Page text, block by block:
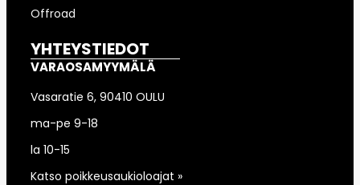
Offroad
YHTEYSTIEDOT
VARAOSAMYYMÄLÄ
Vasaratie 6, 90410 OULU
ma-pe 9-18
la 10-15
Katso poikkeusaukioloajat »